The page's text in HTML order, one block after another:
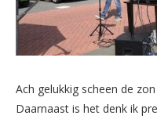
Ach gelukkig scheen de
Daarnaast is het denk ik